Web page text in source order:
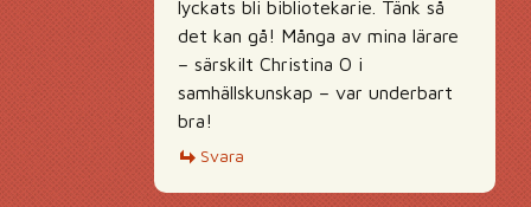
lyckats bli bibliotekarie. Tänk så
det kan gå! Många av mina lärare
– särskilt Christina O i
samhällskunskap – var underbart
bra!
Svara